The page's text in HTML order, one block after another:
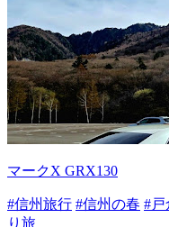
マークX GRX130
#信州旅行 #信州の春 #戸
り旅